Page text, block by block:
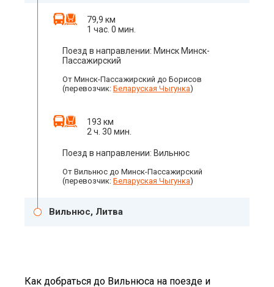
79,9 км
1 час. 0 мин.
Поезд в направлении: Минск Минск-
Пассажирский
От Минск-Пассажирский до Борисов
(перевозчик: Беларуская Чыгунка)
193 км
2 ч. 30 мин.
Поезд в направлении: Вильнюс
От Вильнюс до Минск-Пассажирский
(перевозчик: Беларуская Чыгунка)
Вильнюс, Литва
Как добраться до Вильнюса на поезде и